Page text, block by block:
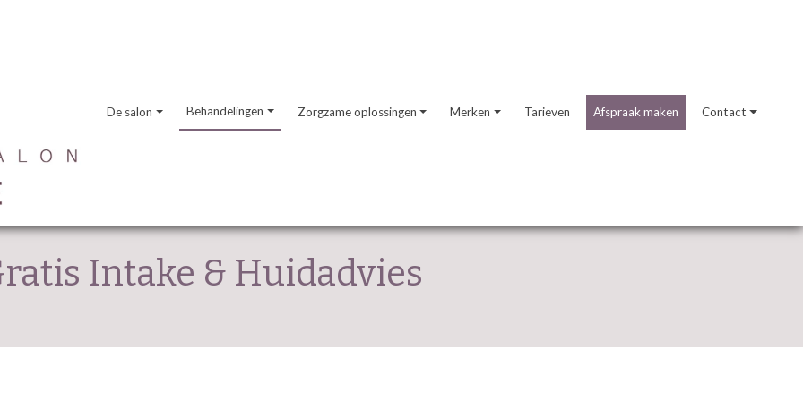
De salon Behandelingen Zorgzame oplossingen Merken Tarieven Afspraak maken Contact
Intake & Huidadvies